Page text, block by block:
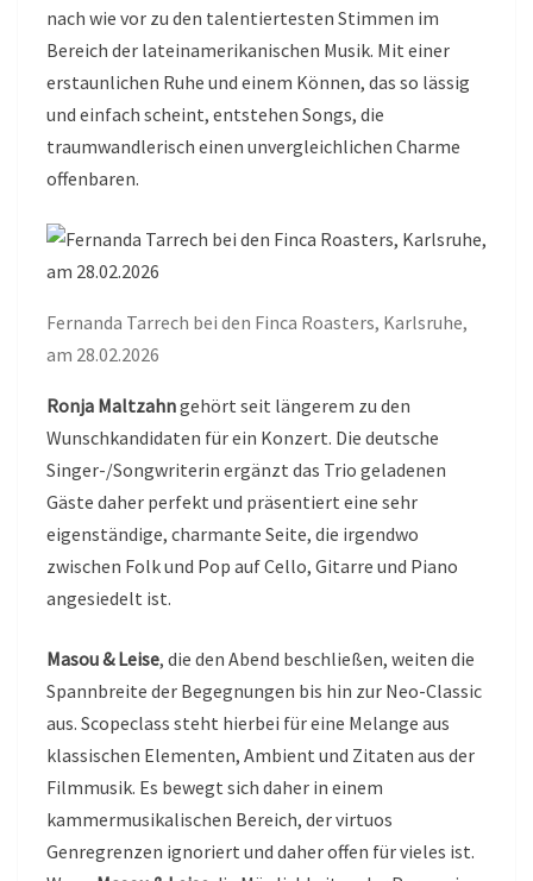
nach wie vor zu den talentiertesten Stimmen im
Bereich der lateinamerikanischen Musik. Mit einer
erstaunlichen Ruhe und einem Können, das so lässig
und einfach scheint, entstehen Songs, die
traumwandlerisch einen unvergleichlichen Charme
offenbaren.
Fernanda Tarrech bei den Finca Roasters, Karlsruhe,
am 28.02.2026
Ronja Maltzahngehört seit längerem zu den
Wunschkandidaten für ein Konzert. Die deutsche
Singer-/Songwriterin ergänzt das Trio geladenen
Gäste daher perfekt und präsentiert eine sehr
eigenständige, charmante Seite, die irgendwo
zwischen Folk und Pop auf Cello, Gitarre und Piano
angesiedelt ist.
Masou & Leise, die den Abend beschließen, weiten die
Spannbreite der Begegnungen bis hin zur Neo-Classic
aus. Scopeclass steht hierbei für eine Melange aus
klassischen Elementen, Ambient und Zitaten aus der
Filmmusik. Es bewegt sich daher in einem
kammermusikalischen Bereich, der virtuos
Genregrenzen ignoriert und daher offen für vieles ist.